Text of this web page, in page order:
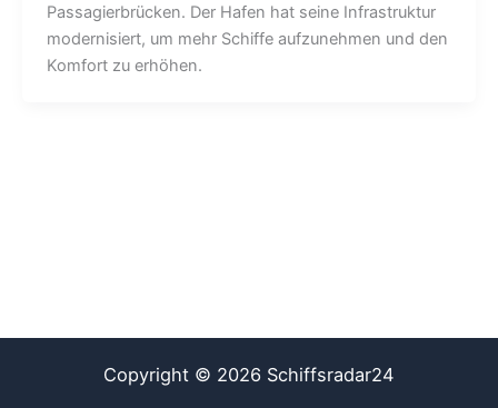
Passagierbrücken. Der Hafen hat seine Infrastruktur
modernisiert, um mehr Schiffe aufzunehmen und den
Komfort zu erhöhen.
Copyright © 2026 Schiffsradar24